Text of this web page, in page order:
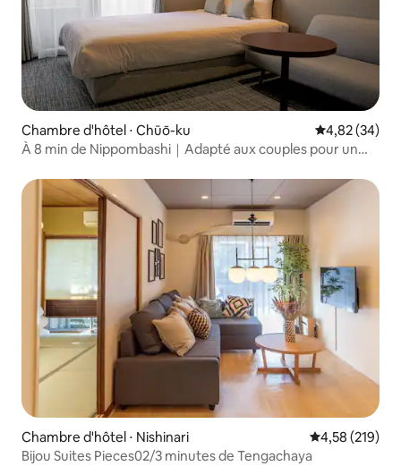
Chambre d'hôtel ⋅ Chūō-ku Évaluation
4,82 (34)
À 8 min de Nippombashi｜Adapté aux couples pour un
Chambre d'hôtel ⋅ Nishinari Évaluation
4,58 (219)
Bijou Suites Pieces02/3 minutes de Tengachaya